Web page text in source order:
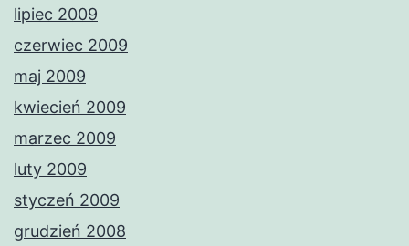
lipiec 2009
czerwiec 2009
maj 2009
kwiecień 2009
marzec 2009
luty 2009
styczeń 2009
grudzień 2008